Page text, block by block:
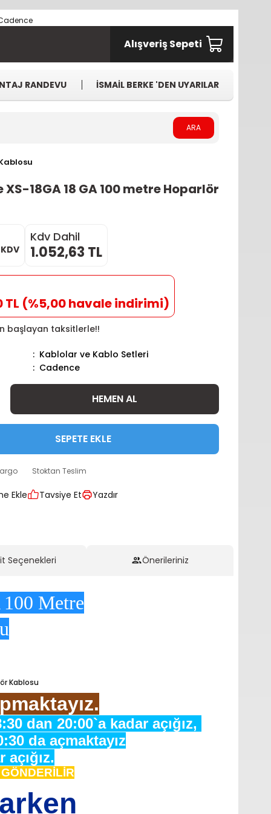
Alışveriş Sepeti
RANDEVU İSMAİL BERKE 'DEN UYARILAR
ARA
18GA 18 GA 100 metre Hoparlör
Kdv Dahil
1.052,63 TL
TL (%5,00 havale indirimi)
başlayan taksitlerle!!
Kablolar ve Kablo Setleri
Cadence
HEMEN AL
SEPETE EKLE
Stoktan Teslim
Tavsiye Et Yazdır
Seçenekleri Önerileriniz
Metre
Kablosu
dan 20:00`a kadar açığız,
da açmaktayız